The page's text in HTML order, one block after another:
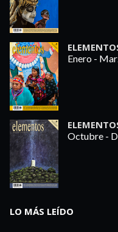
Enero -
Octubre -
LO MÁS LEÍDO